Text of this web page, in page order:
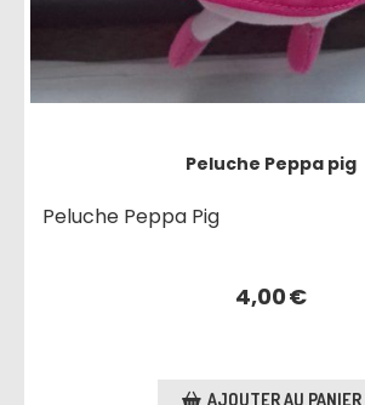
Peluche Peppa pig
Peluche Peppa Pig
4,00€
AJOUTER AU PANIER